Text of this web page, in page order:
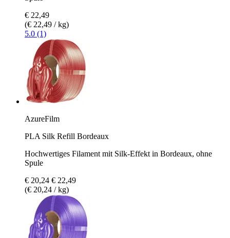
€ 22,49
(€ 22,49 / kg)
5.0 (1)
AzureFilm
PLA Silk Refill Bordeaux
Hochwertiges Filament mit Silk-Effekt in Bordeaux, ohne
Spule
€ 20,24 € 22,49
(€ 20,24 / kg)